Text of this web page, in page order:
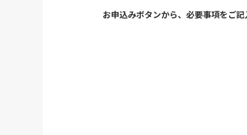
お申込みボタンから、必要事項をご